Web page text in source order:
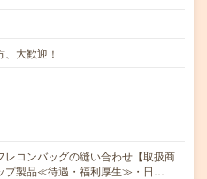
大歓迎！
レコンバッグの縫い合わせ【取扱商
プ製品≪待遇・福利厚生≫・日…